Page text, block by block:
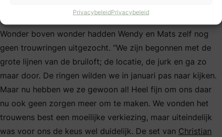
PrivacybeleidPrivacybeleid
Wonder boven wonder hadden Wendy en Mats zelf nog
geen trouwringen uitgezocht. “We zijn begonnen met de
grote lijnen van de bruiloft; de locatie, de jurk en ga zo
maar door. De ringen wilden we in januari pas naar kijken.
Maar nu hebben we ze gewoon al! Heel fijn om ons daar
nu ook geen zorgen meer om te maken. We vonden het
trouwens best een moeilijke verkiezing, maar uiteindelijk
was voor ons de keus wel duidelijk. De set van Christian